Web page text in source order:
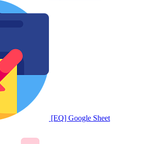
[EQ] Google Sheet